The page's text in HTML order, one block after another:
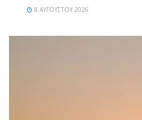
8 ΑΥΓΟΎΣΤΟΥ 2026